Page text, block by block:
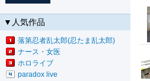
▼人気作品
落第忍者乱太郎(忍たま乱太郎)
ナース・女医
ホロライブ
paradox live